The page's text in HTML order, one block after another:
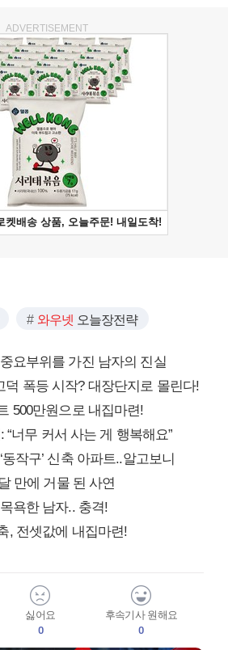
ADVERTISEMENT
와우넷 오늘장전략
요부위를 가진 남자의 진실
덕 폭등 시작? 대장단지로 몰린다!
500만원으로 내집마련!
“너무 커서 사는 게 행복해요”
작구’ 신축 아파트..알고보니
만에 거물 된 사연
욕한 남자.. 충격!
, 전셋값에 내집마련!
싫어요
0
후속기사 원해요
0